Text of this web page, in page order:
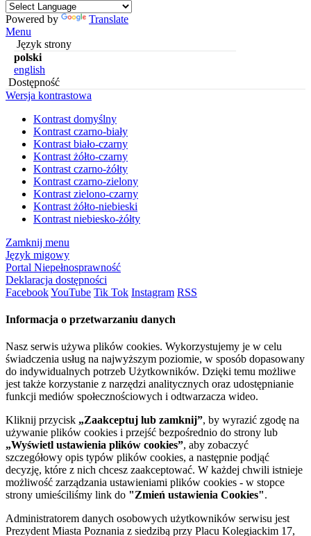
Powered by
Translate
Menu
Język strony
polski
english
Dostępność
Wersja kontrastowa
Kontrast domyślny
Kontrast czarno-biały
Kontrast biało-czarny
Kontrast żółto-czarny
Kontrast czarno-żółty
Kontrast czarno-zielony
Kontrast zielono-czarny
Kontrast żółto-niebieski
Kontrast niebiesko-żółty
Zamknij menu
Język migowy
Portal Niepełnosprawność
Deklaracja dostępności
FacebookYouTube Tik Tok Instagram RSS
Informacja o przetwarzaniu danych
Nasz serwis używa plików cookies. Wykorzystujemy je w celu
świadczenia usług na najwyższym poziomie, w sposób dopasowany
do indywidualnych potrzeb Użytkowników. Dzięki temu możliwe
jest także korzystanie z narzędzi analitycznych oraz udostępnianie
funkcji mediów społecznościowych i odtwarzacza wideo.
Kliknij przycisk „Zaakceptuj lub zamknij”, by wyrazić zgodę na
używanie plików cookies i przejść bezpośrednio do strony lub
„Wyświetl ustawienia plików cookies”, aby zobaczyć
szczegółowy opis typów plików cookies, a następnie podjąć
decyzję, które z nich chcesz zaakceptować. W każdej chwili istnieje
możliwość zarządzania ustawieniami plików cookies - w stopce
strony umieściliśmy link do "Zmień ustawienia Cookies".
Administratorem danych osobowych użytkowników serwisu jest
Prezydent Miasta Poznania z siedzibą przy Placu Kolegiackim 17,